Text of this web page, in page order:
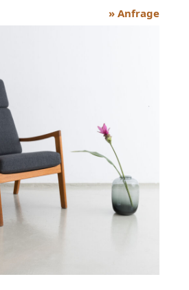
» Anfrage